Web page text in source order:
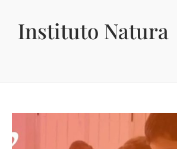
Instituto Natura